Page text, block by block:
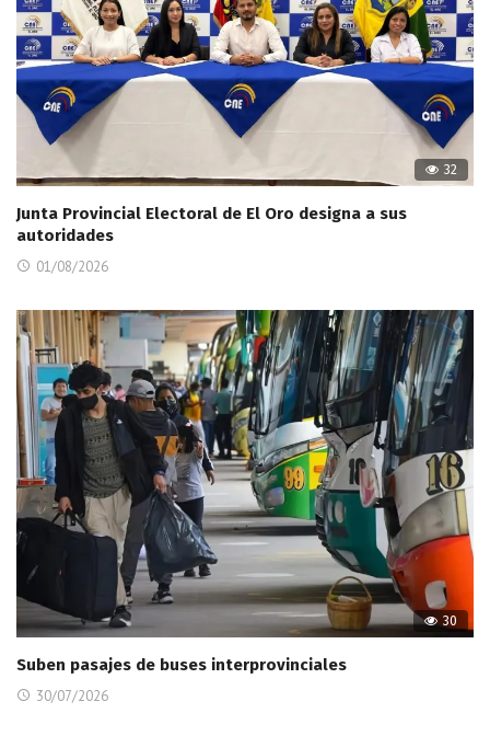
32
Junta Provincial Electoral de El Oro designa a sus
autoridades
01/08/2026
30
Suben pasajes de buses interprovinciales
30/07/2026